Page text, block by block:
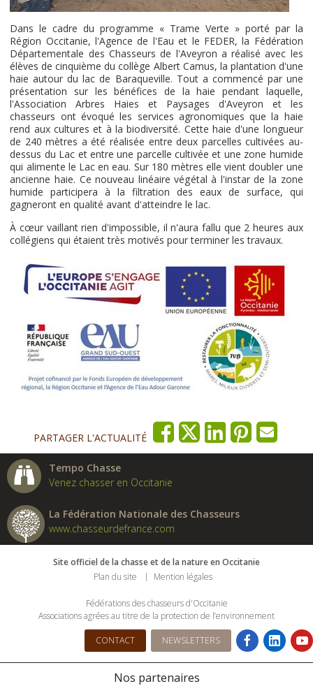
Dans le cadre du programme « Trame Verte » porté par la
Région Occitanie, l'Agence de l'Eau et le FEDER, la Fédération
Départementale des Chasseurs de l'Aveyron a réalisé avec les
élèves de cinquième du collège Albert Camus, la plantation d'une
haie autour du lac de Baraqueville. Tout a commencé par une
présentation sur les bénéfices de la haie pendant laquelle,
l'Association Arbres Haies et Paysages d'Aveyron et les
chasseurs ont évoqué les services agronomiques que la haie
rend aux cultures et à la biodiversité. Cette haie d'une longueur
de 240 mètres a été réalisée entre deux parcelles cultivées au-
dessus du Lac et entre une parcelle cultivée et une zone humide
qui alimente le Lac en eau. Sur 180 mètres elle vient doubler une
ancienne haie. Ce nouveau linéaire végétal à l'instar de la zone
humide participera à la filtration des eaux de surface, qui
gagneront en qualité avant d'atteindre le lac.
À cœur vaillant rien d'impossible, il n'aura fallu que 2 heures aux
collégiens qui étaient très motivés pour terminer les travaux.
PARTAGER L'ACTUALITÉ
Tempo Chasse
Venez chasser en Occitanie
La Fédération Nationale des Chasseurs
www.chasseurdefrance.com
Site officiel de la chasse et de la nature en Occitanie
Plan du site
Mention légales
Fédérations des chasseurs d'Occitanie
Associations agrées au titre de la protection de l’environnement
CONTACT NEWSLETTERS
Nos partenaires